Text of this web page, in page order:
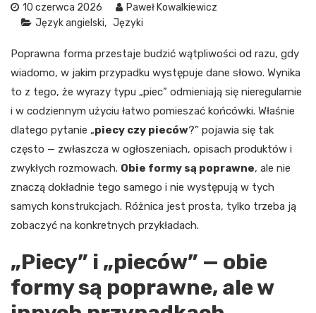
10 czerwca 2026
Paweł Kowalkiewicz
Język angielski
Języki
Poprawna forma przestaje budzić wątpliwości od razu, gdy
wiadomo, w jakim przypadku występuje dane słowo. Wynika
to z tego, że wyrazy typu „piec” odmieniają się nieregularnie
i w codziennym użyciu łatwo pomieszać końcówki. Właśnie
dlatego pytanie „piecy czy pieców?” pojawia się tak
często — zwłaszcza w ogłoszeniach, opisach produktów i
zwykłych rozmowach. Obie formy są poprawne, ale nie
znaczą dokładnie tego samego i nie występują w tych
samych konstrukcjach. Różnica jest prosta, tylko trzeba ją
zobaczyć na konkretnych przykładach.
„Piecy” i „pieców” — obie
formy są poprawne, ale w